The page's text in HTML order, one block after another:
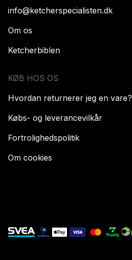
info@ketcherspecialisten.dk
Om os
Ketcherbiblen
KØB HOS OS
Hvordan returnerer jeg en vare?
Købs- og leverancevilkår
Fortrolighedspolitik
Om cookies